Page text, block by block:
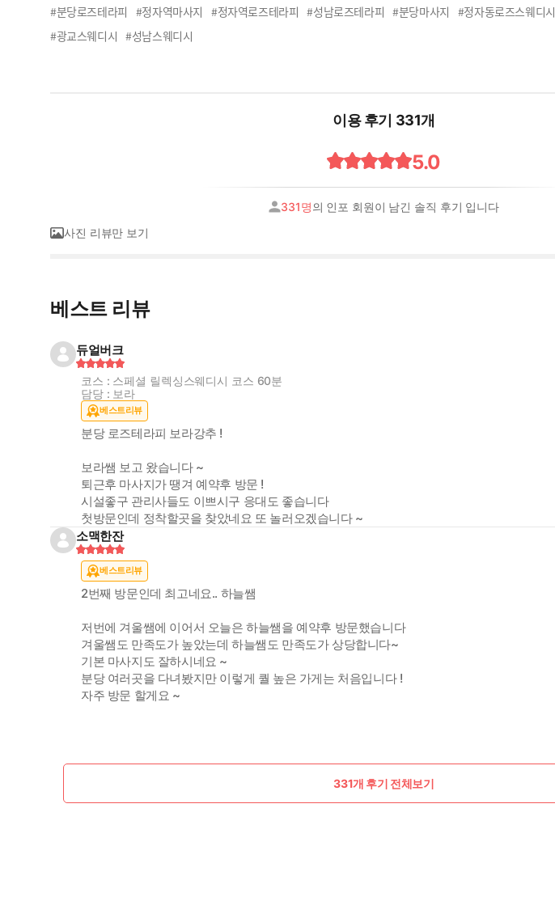
#분당로즈테라피 #정자역마사지 #정자역로즈테라피 #성남로즈테라피 #분당마사지 #정자동로즈스웨디시
#광교스웨디시 #성남스웨디시
이용 후기 331개
5.0
331명의 인포 회원이 남긴 솔직 후기 입니다
사진 리뷰만 보기
베스트 리뷰
듀얼버크
코스 : 스페셜 릴렉싱스웨디시 코스 60분
담당 : 보라
베스트리뷰
분당 로즈테라피 보라강추 !
보라쌤 보고 왔습니다 ~
퇴근후 마사지가 땡겨 예약후 방문 !
시설좋구 관리사들도 이쁘시구 응대도 좋습니다
첫방문인데 정착할곳을 찾았네요 또 놀러오겠습니다 ~
소맥한잔
베스트리뷰
2번째 방문인데 최고네요.. 하늘쌤
저번에 겨울쌤에 이어서 오늘은 하늘쌤을 예약후 방문했습니다
겨울쌤도 만족도가 높았는데 하늘쌤도 만족도가 상당합니다~
기본 마사지도 잘하시네요 ~
분당 여러곳을 다녀봤지만 이렇게 퀄 높은 가게는 처음입니다 !
자주 방문 할게요 ~
331개 후기 전체보기